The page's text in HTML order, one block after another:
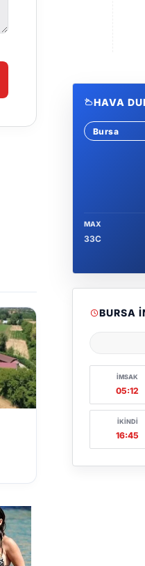
HAVA
Sehir sec
MAX
33C
BURSA
İMSAK
05:12
İKINDI
16:45